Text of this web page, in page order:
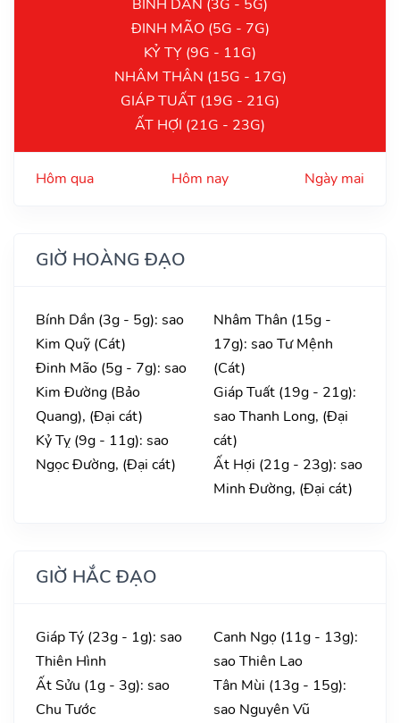
BÍNH DẦN (3G - 5G)
ĐINH MÃO (5G - 7G)
KỶ TỴ (9G - 11G)
NHÂM THÂN (15G - 17G)
GIÁP TUẤT (19G - 21G)
ẤT HỢI (21G - 23G)
Hôm qua Hôm nay Ngày mai
GIỜ HOÀNG ĐẠO
Bính Dần (3g - 5g): sao
Kim Quỹ (Cát)
Đinh Mão (5g - 7g): sao
Kim Đường (Bảo
Quang), (Đại cát)
Kỷ Tỵ (9g - 11g): sao
Ngọc Đường, (Đại cát)
Nhâm Thân (15g -
17g): sao Tư Mệnh
(Cát)
Giáp Tuất (19g - 21g):
sao Thanh Long, (Đại
cát)
Ất Hợi (21g - 23g): sao
Minh Đường, (Đại cát)
GIỜ HẮC ĐẠO
Giáp Tý (23g - 1g): sao
Thiên Hình
Ất Sửu (1g - 3g): sao
Chu Tước
Canh Ngọ (11g - 13g):
sao Thiên Lao
Tân Mùi (13g - 15g):
sao Nguyên Vũ